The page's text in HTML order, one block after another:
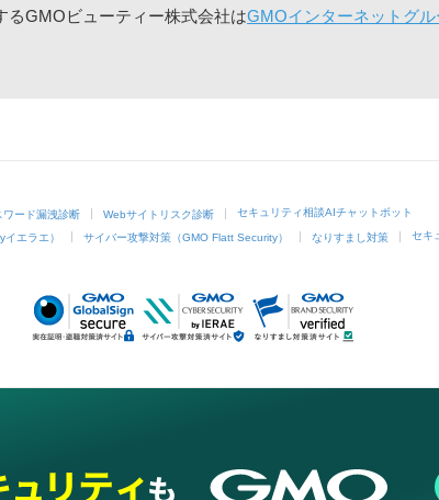
るGMOビューティー株式会社はGMOインターネットグル
ワード漏洩診断 Webサイトリスク診断 セキュリティ相談AIチャットボット
エラエ） サイバー攻撃対策（GMO Flatt Security） なりすまし対策 セキ